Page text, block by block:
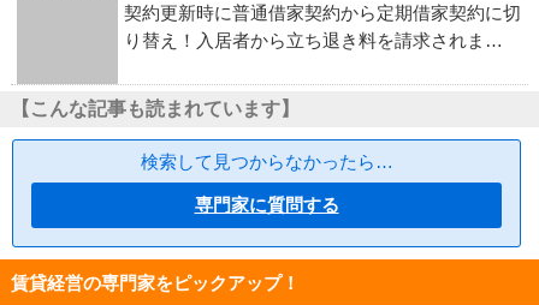
契約更新時に普通借家契約から定期借家契約に切
り替え！入居者から立ち退き料を請求されま…
【こんな記事も読まれています】
検索して見つからなかったら…
専門家に質問する
賃貸経営の専門家をピックアップ！